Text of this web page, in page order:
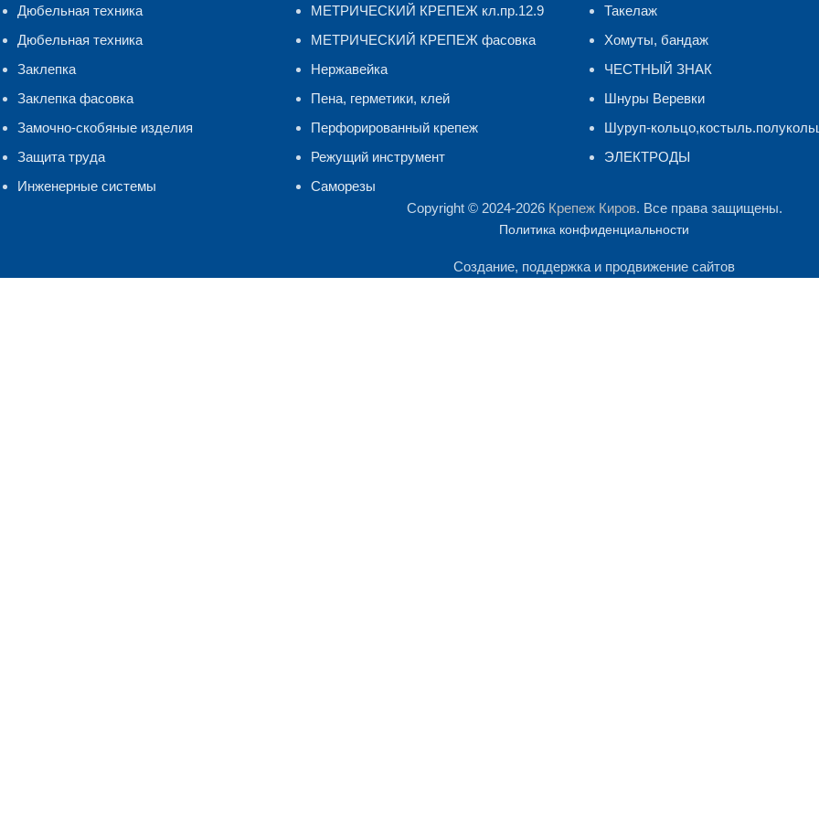
Дюбельная техника
Дюбельная техника
Заклепка
Заклепка фасовка
Замочно-скобяные изделия
Защита труда
Инженерные системы
МЕТРИЧЕСКИЙ КРЕПЕЖ кл.пр.12.9
МЕТРИЧЕСКИЙ КРЕПЕЖ фасовка
Нержавейка
Пена, герметики, клей
Перфорированный крепеж
Режущий инструмент
Саморезы
Такелаж
Хомуты, бандаж
ЧЕСТНЫЙ ЗНАК
Шнуры Веревки
Шуруп-
ЭЛЕКТРОДЫ
Copyright © 2024-2026 Крепеж Киров. Все права защищены.
Политика конфиденциальности
Создание, поддержка и продвижение сайтов